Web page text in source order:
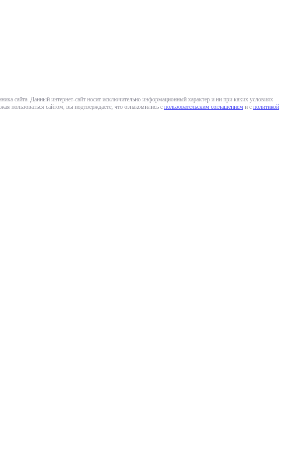
сайта. Данный интернет-сайт носит исключительно информационный характер и ни при каких условиях
пользоваться сайтом, вы подтверждаете, что ознакомились с пользовательским соглашением и с политикой